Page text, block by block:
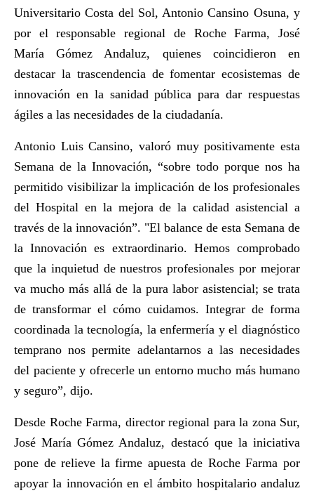
Universitario Costa del Sol, Antonio Cansino Osuna, y
por el responsable regional de Roche Farma, José
María Gómez Andaluz, quienes coincidieron en
destacar la trascendencia de fomentar ecosistemas de
innovación en la sanidad pública para dar respuestas
ágiles a las necesidades de la ciudadanía.
Antonio Luis Cansino, valoró muy positivamente esta
Semana de la Innovación, “sobre todo porque nos ha
permitido visibilizar la implicación de los profesionales
del Hospital en la mejora de la calidad asistencial a
través de la innovación”. "El balance de esta Semana de
la Innovación es extraordinario. Hemos comprobado
que la inquietud de nuestros profesionales por mejorar
va mucho más allá de la pura labor asistencial; se trata
de transformar el cómo cuidamos. Integrar de forma
coordinada la tecnología, la enfermería y el diagnóstico
temprano nos permite adelantarnos a las necesidades
del paciente y ofrecerle un entorno mucho más humano
y seguro”, dijo.
Desde Roche Farma, director regional para la zona Sur,
José María Gómez Andaluz, destacó que la iniciativa
pone de relieve la firme apuesta de Roche Farma por
apoyar la innovación en el ámbito hospitalario andaluz